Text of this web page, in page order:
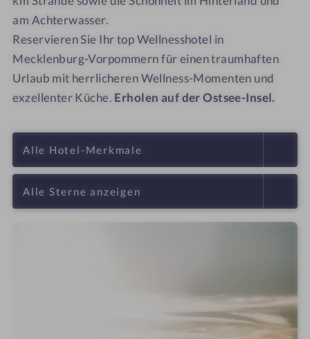
am Achterwasser.
Reservieren Sie Ihr top Wellnesshotel in
Mecklenburg-Vorpommern für einen traumhaften
Urlaub mit herrlicheren Wellness-Momenten und
exzellenter Küche. Erholen auf der Ostsee-Insel.